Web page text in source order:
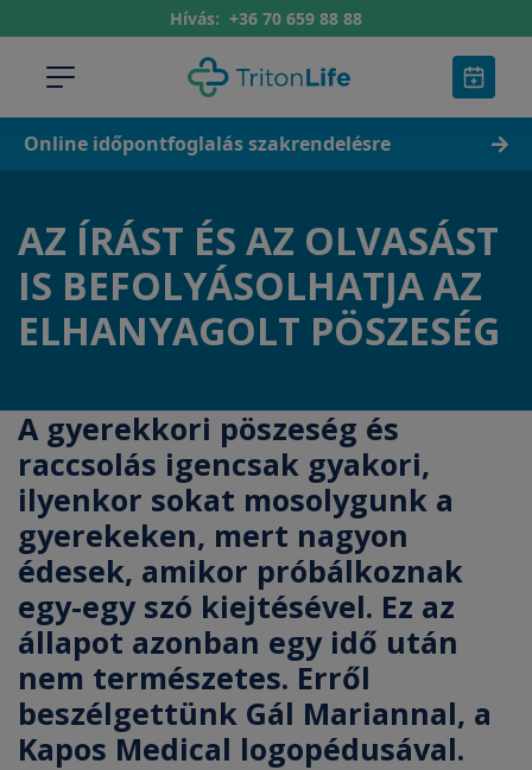
Hívás: +36 70 659 88 88
Online időpontfoglalás szakrendelésre
AZ ÍRÁST ÉS AZ OLVASÁST
IS BEFOLYÁSOLHATJA AZ
ELHANYAGOLT PÖSZESÉG
A gyerekkori pöszeség és
raccsolás igencsak gyakori,
ilyenkor sokat mosolygunk a
gyerekeken, mert nagyon
édesek, amikor próbálkoznak
egy-egy szó kiejtésével. Ez az
állapot azonban egy idő után
nem természetes. Erről
beszélgettünk Gál Mariannal, a
Kapos Medical logopédusával.